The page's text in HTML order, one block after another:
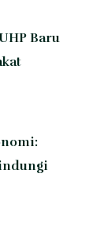
Baru